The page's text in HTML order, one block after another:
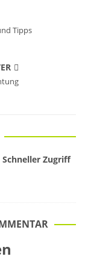
Tipps
Zugriff